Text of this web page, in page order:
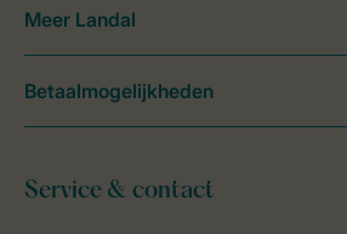
Service & contact
Meer Landal
Betaalmogelijkheden